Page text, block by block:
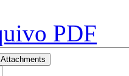
PDF